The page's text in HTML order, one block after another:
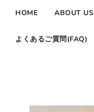
HOME ABOUT US
よくあるご質問(FAQ)